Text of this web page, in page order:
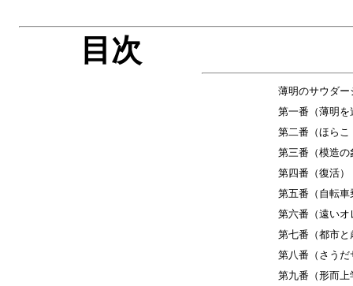
目次
薄明のサウダー
第一番（薄明を
第二番（ほら
第三番（模造の
第四番（復活）
第五番（自転車
第六番（遠いオ
第七番（都市
第八番（さう
第九番（形而